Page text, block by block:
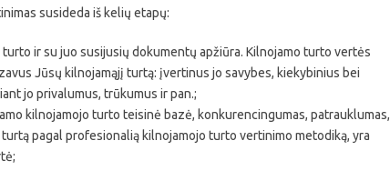
susideda iš kelių etapų:
turto ir su juo susijusių dokumentų apžiūra. Kilnojamo turto vertės
Jūsų kilnojamąjį turtą: įvertinus jo savybes, kiekybinius bei
jo privalumus, trūkumus ir pan.;
kilnojamojo turto teisinė bazė, konkurencingumas, patrauklumas,
pagal profesionalią kilnojamojo turto vertinimo metodiką, yra